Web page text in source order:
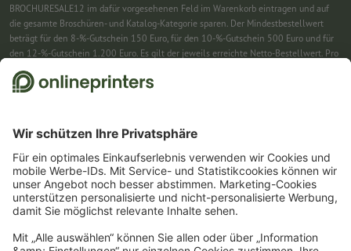
BROCHURESALE12 im dafür vorgesehenen Feld im Warenkorb eintragen und auf
die gesamte Broschüren- und Katalog-Kategorie sparen. Der Mindestbestellwert
beträgt für den 8-%-Gutschein 150 Euro, für den 10-%-Gutschein 500 Euro und für
den 12-%-Gutschein 1.200 Euro. Es gilt der jeweils erreichte Netto-Bestellwert. Pro
Bestellung ist nur ein Gutscheincode einlösbar. Mehrfach einlösbar. Keine
Barauszahlung. Nicht mit weiteren Aktionen kombinierbar. Die Aktion gilt bis
einen Klick bestätigen. Erst dann senden wir Ihnen den Rabattcode und künftig
unseren Newsletter zu. Natürlich können Sie sich jederzeit swieder abmelden.
Maximale Höhe des Rabatts: 150 € des Bestellwerts (netto). Einmalig einlösbar.
Kein Mindestbestellwert. Keine Barauszahlung. Nicht mit weiteren Aktionen oder
Gutscheincodes kombinierbar.Der Gutschein ist nach Erhalt sechs Wochen gültig.
Warenkorb eintragen und auf ausgewählte Produkte sparen. Kein